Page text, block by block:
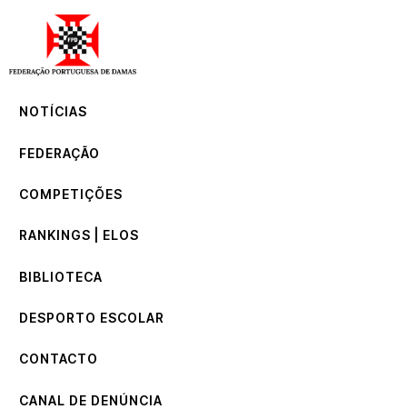
NOTÍCIAS
FEDERAÇÃO
COMPETIÇÕES
RANKINGS | ELOS
BIBLIOTECA
DESPORTO ESCOLAR
CONTACTO
CANAL DE DENÚNCIA